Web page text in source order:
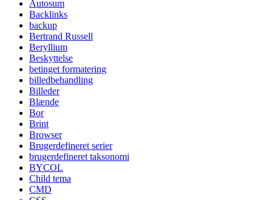
Autosum
Backlinks
backup
Bertrand Russell
Beryllium
Beskyttelse
betinget formatering
billedbehandling
Billeder
Blænde
Bor
Brint
Browser
Brugerdefineret serier
brugerdefineret taksonomi
BYCOL
Child tema
CMD